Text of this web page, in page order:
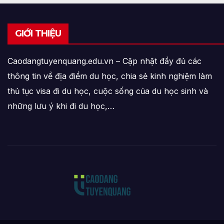
GIỚI THIỆU
Caodangtuyenquang.edu.vn – Cập nhật đầy đủ các
thông tin về địa điểm du học, chia sẻ kinh nghiệm làm
thủ tục visa đi du học, cuộc sống của du học sinh và
những lưu ý khi đi du học,…